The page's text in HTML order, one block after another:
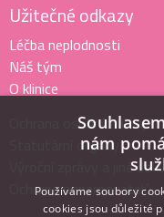
Užitečné odkazy
Léčba neplodnosti
Náš tým
O klinice
Ochrana osobních údajů
Statutární orgány
Výroční zprávy a jiné
Ochrana oznamovatelů
nám
Používáme soubory
cookies jsou důležité